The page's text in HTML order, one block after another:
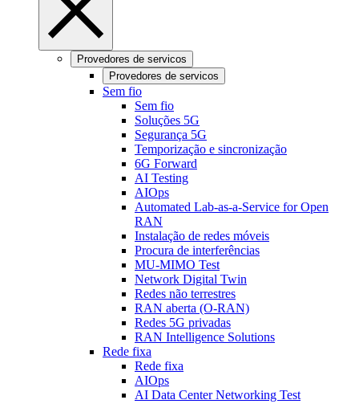
Provedores de servicos
Provedores de servicos
Sem fio
Sem fio
Soluções 5G
Segurança 5G
Temporização e sincronização
6G Forward
AI Testing
AIOps
Automated Lab-as-a-Service for Open
RAN
Instalação de redes móveis
Procura de interferências
MU-MIMO Test
Network Digital Twin
Redes não terrestres
RAN aberta (O-RAN)
Redes 5G privadas
RAN Intelligence Solutions
Rede fixa
Rede fixa
AIOps
AI Data Center Networking Test